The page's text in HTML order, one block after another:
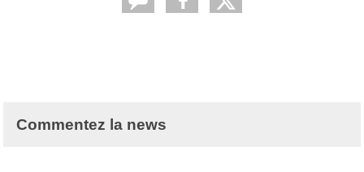
Commentez la news